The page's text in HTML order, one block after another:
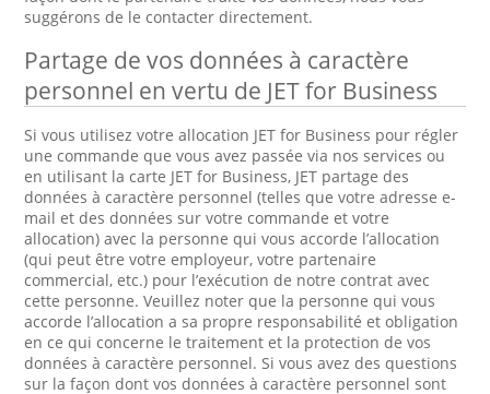
suggérons de le contacter directement.
Partage de vos données à caractère
personnel en vertu de JET for Business
Si vous utilisez votre allocation JET for Business pour régler
une commande que vous avez passée via nos services ou
en utilisant la carte JET for Business, JET partage des
données à caractère personnel (telles que votre adresse e-
mail et des données sur votre commande et votre
allocation) avec la personne qui vous accorde l’allocation
(qui peut être votre employeur, votre partenaire
commercial, etc.) pour l’exécution de notre contrat avec
cette personne. Veuillez noter que la personne qui vous
accorde l’allocation a sa propre responsabilité et obligation
en ce qui concerne le traitement et la protection de vos
données à caractère personnel. Si vous avez des questions
sur la façon dont vos données à caractère personnel sont